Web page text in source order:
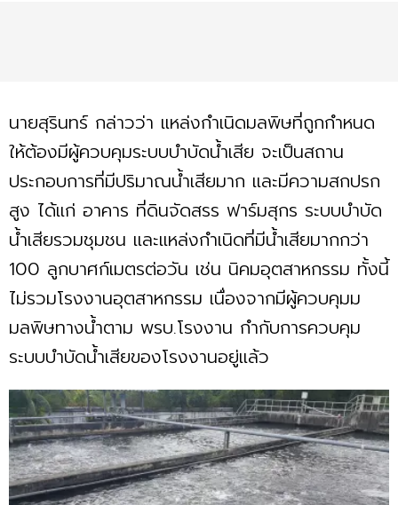
นายสุรินทร์ กล่าวว่า แหล่งกำเนิดมลพิษที่ถูกกำหนด
ให้ต้องมีผู้ควบคุมระบบบำบัดน้ำเสีย จะเป็นสถาน
ประกอบการที่มีปริมาณน้ำเสียมาก และมีความสกปรก
สูง ได้แก่ อาคาร ที่ดินจัดสรร ฟาร์มสุกร ระบบบำบัด
น้ำเสียรวมชุมชน และแหล่งกำเนิดที่มีน้ำเสียมากกว่า
100 ลูกบาศก์เมตรต่อวัน เช่น นิคมอุตสาหกรรม ทั้งนี้
ไม่รวมโรงงานอุตสาหกรรม เนื่องจากมีผู้ควบคุมม
มลพิษทางน้ำตาม พรบ.โรงงาน กำกับการควบคุม
ระบบบำบัดน้ำเสียของโรงงานอยู่แล้ว